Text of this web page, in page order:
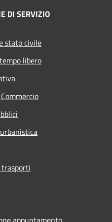
DI SERVIZIO
stato civile
libero